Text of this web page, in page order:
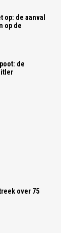
op: de aanval
op de
de
over 75